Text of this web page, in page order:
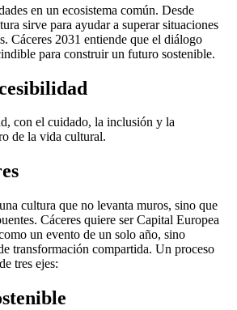
en un ecosistema común. Desde
sirve para ayudar a superar situaciones
Cáceres 2031 entiende que el diálogo
para construir un futuro sostenible.
con el cuidado, la inclusión y la
de la vida cultural.
cultura que no levanta muros, sino que
Cáceres quiere ser Capital Europea
un evento de un solo año, sino
transformación compartida. Un proceso
tres ejes: